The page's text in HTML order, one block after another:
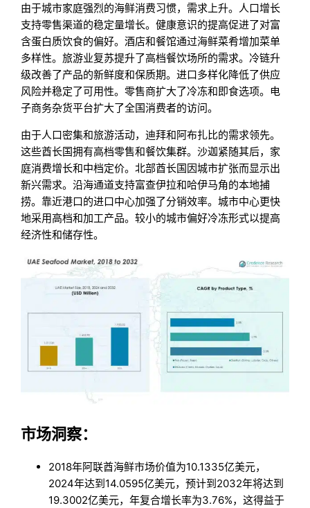
由于城市家庭强烈的海鲜消费习惯，需求上升。人口增长
支持零售渠道的稳定量增长。健康意识的提高促进了对富
含蛋白质饮食的偏好。酒店和餐馆通过海鲜菜肴增加菜单
多样性。旅游业复苏提升了高档餐饮场所的需求。冷链升
级改善了产品的新鲜度和保质期。进口多样化降低了供应
风险并稳定了可用性。零售商扩大了冷冻和即食选项。电
子商务杂货平台扩大了全国消费者的访问。
由于人口密集和旅游活动，迪拜和阿布扎比的需求领先。
这些酋长国拥有高档零售和餐饮集群。沙迦紧随其后，家
庭消费增长和中档定价。北部酋长国因城市扩张而显示出
新兴需求。沿海通道支持富查伊拉和哈伊马角的本地捕
捞。靠近港口的进口中心加强了分销效率。城市中心更快
地采用高档和加工产品。较小的城市偏好冷冻形式以提高
经济性和储存性。
市场洞察：
2018年阿联酋海鲜市场价值为10.1335亿美元，
2024年达到14.0595亿美元，预计到2032年将达到
19.3002亿美元，年复合增长率为3.76%，这得益于